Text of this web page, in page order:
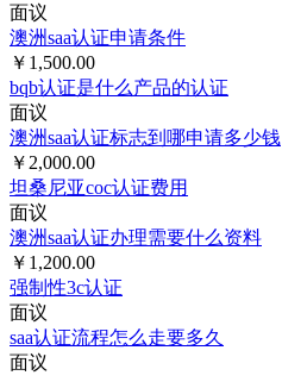
面议
澳洲saa认证申请条件
￥1,500.00
bqb认证是什么产品的认证
面议
澳洲saa认证标志到哪申请多少钱
￥2,000.00
坦桑尼亚coc认证费用
面议
澳洲saa认证办理需要什么资料
￥1,200.00
强制性3c认证
面议
saa认证流程怎么走要多久
面议